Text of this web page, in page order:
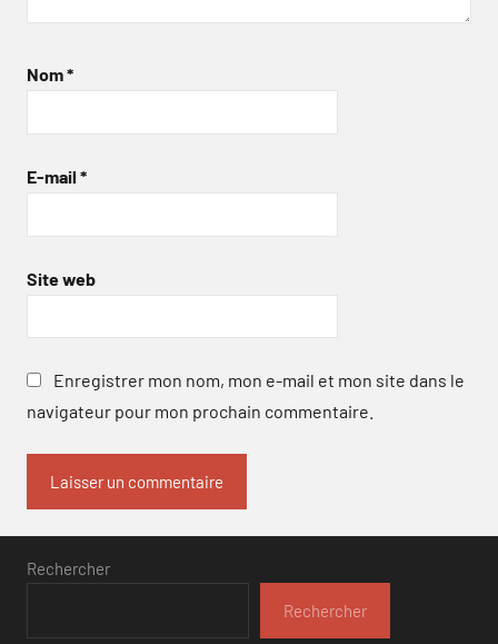
Nom*
E-mail *
Site web
Enregistrer mon nom, mon e-mail et mon site dans le
navigateur pour mon prochain commentaire.
Rechercher
Rechercher